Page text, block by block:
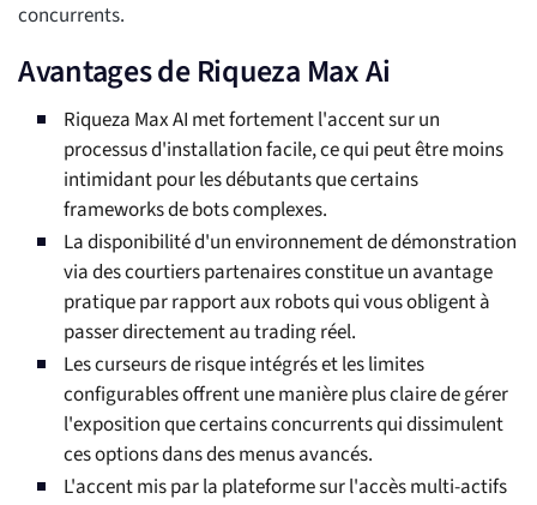
concurrents.
Avantages de Riqueza Max Ai
Riqueza Max AI met fortement l'accent sur un
processus d'installation facile, ce qui peut être moins
intimidant pour les débutants que certains
frameworks de bots complexes.
La disponibilité d'un environnement de démonstration
via des courtiers partenaires constitue un avantage
pratique par rapport aux robots qui vous obligent à
passer directement au trading réel.
Les curseurs de risque intégrés et les limites
configurables offrent une manière plus claire de gérer
l'exposition que certains concurrents qui dissimulent
ces options dans des menus avancés.
L'accent mis par la plateforme sur l'accès multi-actifs